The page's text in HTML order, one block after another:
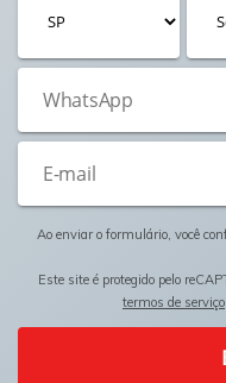
Ao enviar o formulário, você
Este site é protegido pelo
termos de serviço